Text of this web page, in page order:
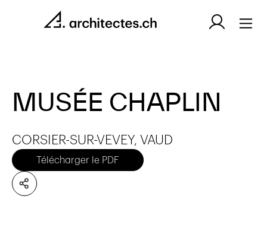
MUSÉE CHAPLIN
CORSIER-SUR-VEVEY, VAUD
Télécharger le PDF